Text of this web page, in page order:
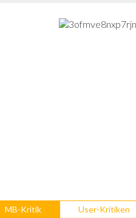
MB-Kritik User-Kritiken